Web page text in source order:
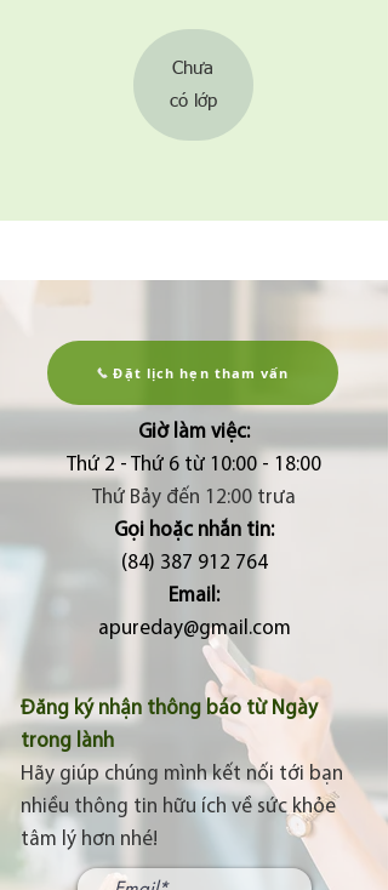
Chưa
​có lớp
Đặt lịch hẹn tham vấn
Giờ làm việc:
Thứ 2 - Thứ 6 từ 10:00 - 18:00
Thứ Bảy đến 12:00 trưa
Gọi hoặc nhắn tin:
(84) 387 912 764
Email:
apureday@gmail.com
Đăng ký nhận thông báo từ Ngày
trong lành
Hãy giúp chúng mình kết nối tới bạn
nhiều thông tin hữu ích về sức khỏe
tâm lý hơn nhé!